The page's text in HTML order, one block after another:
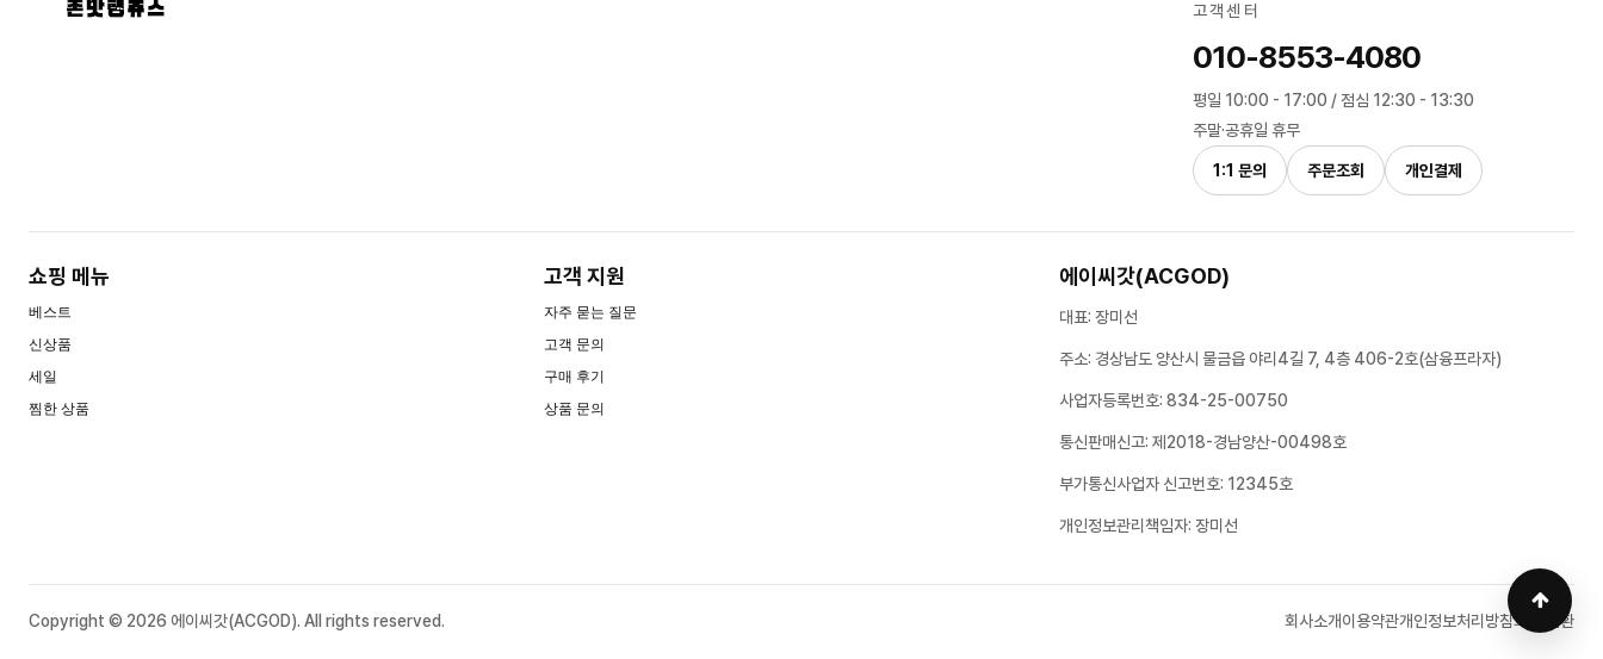
고객센터
010-8553-4080
평일 10:00 - 17:00 / 점심 12:30 - 13:30
주말·공휴일 휴무
1:1 문의 주문조회 개인결제
쇼핑 메뉴
베스트
신상품
세일
찜한 상품
고객 지원
자주 묻는 질문
고객 문의
구매 후기
상품 문의
에이씨갓(ACGOD)
대표: 장미선
주소: 경상남도 양산시 물금읍 야리4길 7, 4층 406-2호(삼융프라자)
사업자등록번호: 834-25-00750
통신판매신고: 제2018-경남양산-00498호
부가통신사업자 신고번호: 12345호
개인정보관리책임자: 장미선
Copyright © 2026 에이씨갓(ACGOD). All rights reserved. 회사소개이용약관개인정보처리방침화면 전환